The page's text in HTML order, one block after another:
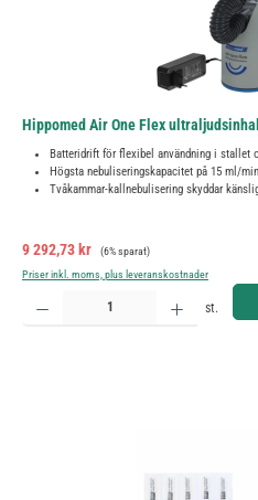
Hippomed Air One Flex
Batteridrift för flexibel användning i stallet
Högsta nebuliseringskapacitet på 15 ml/min
Tvåkammar-kallnebulisering skyddar
Försäljningspris:
9 292,73 kr Ordinarie pris:
(6% sparat)
Priser inkl. moms, plus leveranskostnader
Produktkvantitet: Ange önskat belopp eller
st.